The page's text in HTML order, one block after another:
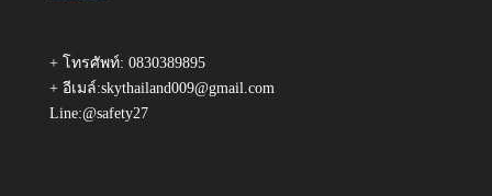
+ โทรศัพท์: 0830389895
+ อีเมล์:skythailand009@gmail.com
Line:@safety27